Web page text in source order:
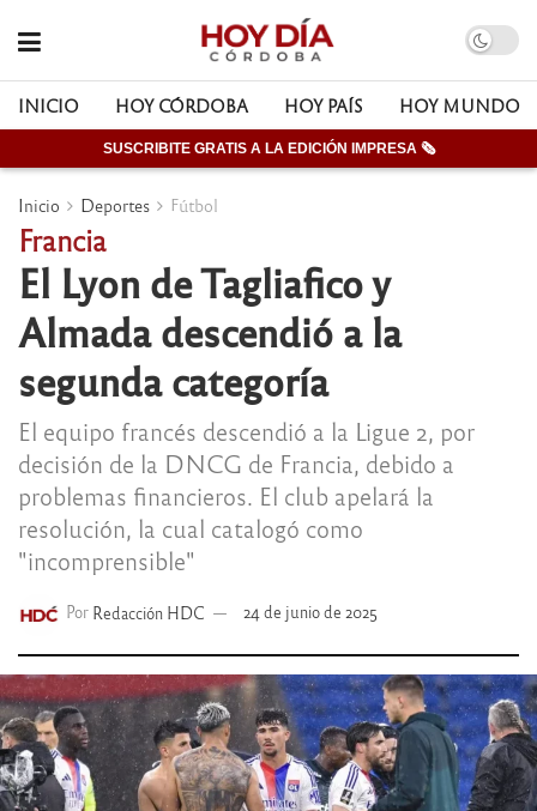
INICIO HOY CÓRDOBA HOY PAÍS HOY MUNDO
SUSCRIBITE GRATIS A LA EDICIÓN IMPRESA 🗞
Inicio Deportes Fútbol
Francia
El Lyon de Tagliafico y
Almada descendió a la
segunda categoría
El equipo francés descendió a la Ligue 2, por
decisión de la DNCG de Francia, debido a
problemas financieros. El club apelará la
resolución, la cual catalogó como
"incomprensible"
Por Redacción HDC 24 de junio de 2025